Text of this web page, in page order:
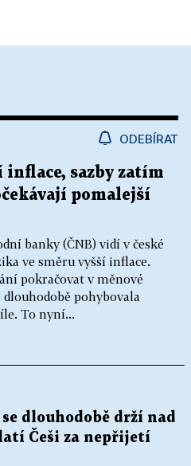
ODEBÍRAT
inflace, sazby zatím
pomalejší
banky (ČNB) vidí v české
ve směru vyšší inflace.
pokračovat v měnové
pohybovala
To nyní...
se dlouhodobě drží nad
Češi za nepřijetí